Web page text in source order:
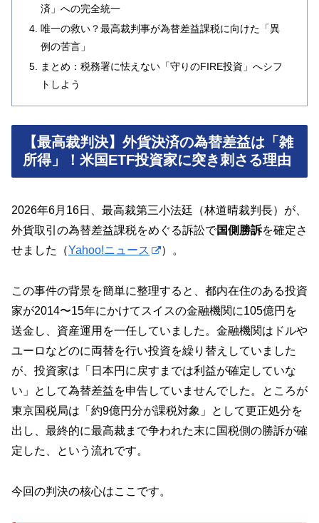
済」への完全統一
唯一の救い？最高裁判事が為替差益課税に向けた「異
例の苦言」
まとめ：税務署に怯えない「守りのFIRE投資」へシフ
トしよう
【最高裁判決】外貨決済の為替差益は「雑
所得」！米国ETF投資家に突き刺さる理由
2026年6月16日、最高裁第三小法廷（林道晴裁判長）が、
外貨取引の為替差益課税をめぐる訴訟で国側勝訴を確定さ
せました（Yahoo!ニュース ）。
この事件の背景を簡単に整理すると、都内在住のある投資
家が2014〜15年にかけてスイスの金融機関に105億円を
送金し、資産運用を一任していました。金融機関はドルや
ユーロなどのに両替を行い投資を繰り替えしていました
が、投資家は「日本円に戻すまでは利益が確定していな
い」として為替差益を申告していませんでした。ところが
東京国税局は「約9億円分が課税対象」として更正処分を
出し、最終的に最高裁まで争われた末に国税側の勝訴が確
定した、という流れです。
今回の判決の核心はここです。